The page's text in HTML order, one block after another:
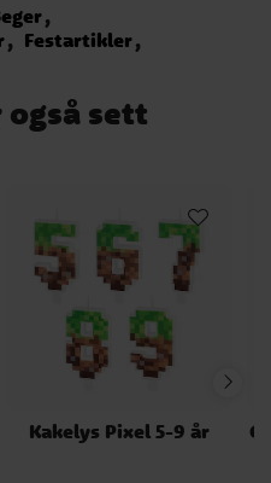
Festartikler
også sett
Kakelys Pixel 5-9 år